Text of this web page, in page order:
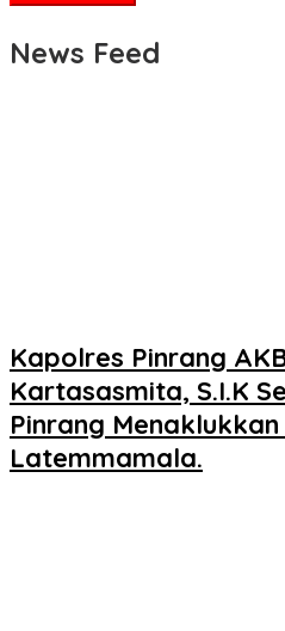
News Feed
Kapolres Pinrang
Kartasasmita, S.I.K
Pinrang
Latemmamala.